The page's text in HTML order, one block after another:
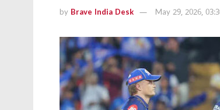
by Brave India Desk May 29, 2026,